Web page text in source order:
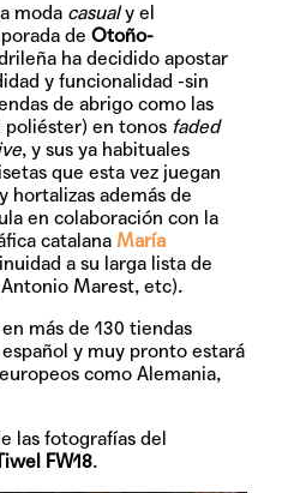
moda casualy el
deOtoño-
ha decidido apostar
y funcionalidad -sin
de abrigo como las
poliéster) en tonos faded
, y sus ya habituales
que esta vez juegan
hortalizas además de
en colaboración con la
catalanaMaría
a su larga lista de
Marest, etc).
más de 130 tiendas
y muy pronto estará
como Alemania,
las fotografías del
FW18.